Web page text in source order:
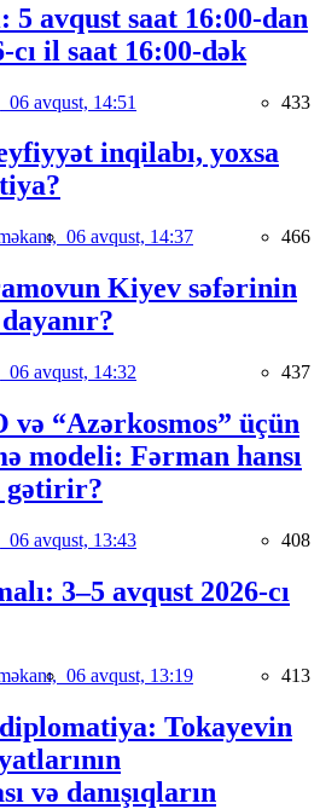
5 avqust saat 16:00-dan
cı il saat 16:00-dək
06 avqust, 14:51 433
inqilabı, yoxsa
06 avqust, 14:37 466
Kiyev səfərinin
06 avqust, 14:32 437
və “Azərkosmos” üçün
modeli: Fərman hansı
gətirir?
06 avqust, 13:43 408
3–5 avqust 2026-cı
06 avqust, 13:19 413
Tokayevin
və danışıqların